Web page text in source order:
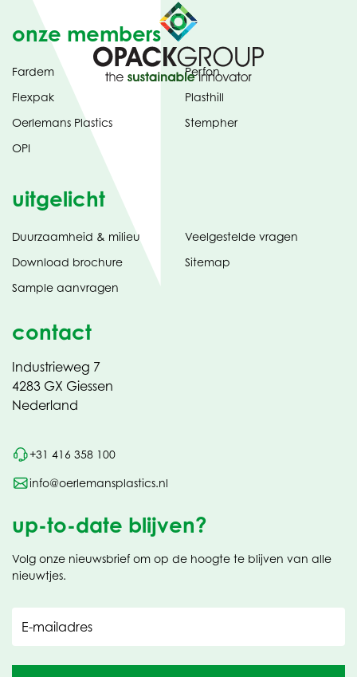
onze members
Fardem
Flexpak
Oerlemans Plastics
OPI
Perfon
Plasthill
Stempher
uitgelicht
Duurzaamheid & milieu
Download brochure(opent
tabblad)
Sample aanvragen
Veelgestelde vragen
Sitemap
contact
Industrieweg 7
4283 GX Giessen
Nederland
+31 416 358 100
info@oerlemansplastics.nl
up-to-date blijven?
Volg onze nieuwsbrief om op de hoogte te blijven van alle
nieuwtjes.
E-mailadres